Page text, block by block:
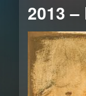
2013